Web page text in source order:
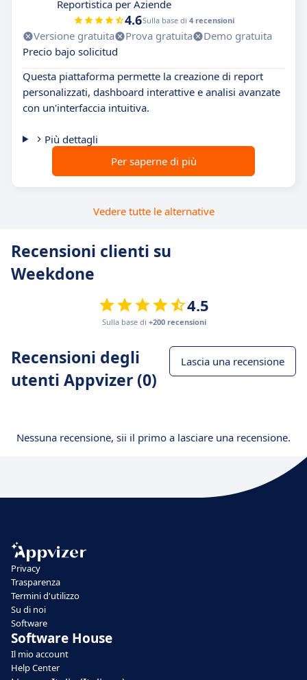
Reportistica per Aziende
4.6Sulla base di 4 recensioni
Versione gratuita Prova gratuita
Demo gratuita
Precio bajo solicitud
Questa piattaforma permette la creazione di report
personalizzati, dashboard interattive e analisi avanzate
con un'interfaccia intuitiva.
Più dettagli
Per saperne di più
Vedere tutte le alternative
Recensioni clienti su
Weekdone
4.5
Sulla base di +200 recensioni
Recensioni degli
utenti Appvizer (0)
Lascia una recensione
Nessuna recensione, sii il primo a lasciare una recensione.
Privacy
Trasparenza
Termini d'utilizzo
Su di noi
Software
Software House
Il mio account
Help Center